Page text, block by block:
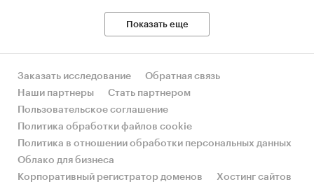
Показать еще
Заказать исследование
Обратная связь
Наши партнеры
Стать партнером
Пользовательское соглашение
Политика обработки файлов cookie
Политика в отношении обработки персональных данных
Облако для бизнеса
Корпоративный регистратор доменов
Хостинг сайтов